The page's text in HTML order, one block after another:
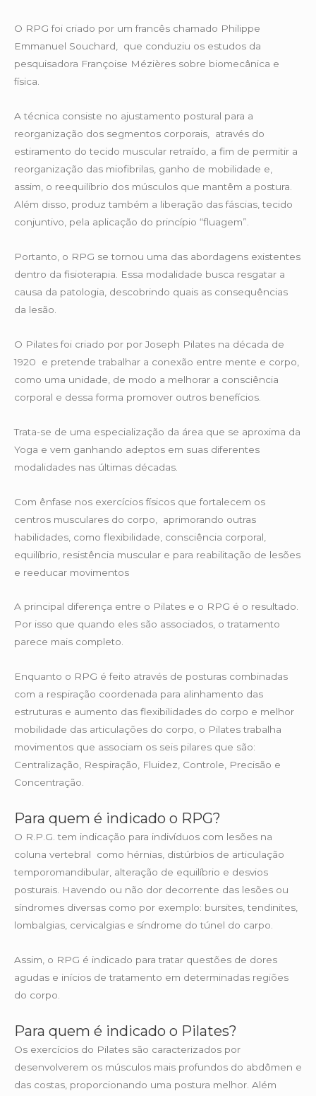
O RPG foi criado por um francês chamado Philippe
Emmanuel Souchard, que conduziu os estudos da
pesquisadora Françoise Mézières sobre biomecânica e
física.
A técnica consiste no ajustamento postural para a
reorganização dos segmentos corporais, através do
estiramento do tecido muscular retraído, a fim de permitir a
reorganização das miofibrilas, ganho de mobilidade e,
assim, o reequilíbrio dos músculos que mantêm a postura.
Além disso, produz também a liberação das fáscias, tecido
conjuntivo, pela aplicação do princípio “fluagem”.
Portanto, o RPG se tornou uma das abordagens existentes
dentro da fisioterapia. Essa modalidade busca resgatar a
causa da patologia, descobrindo quais as consequências
da lesão.
O Pilates foi criado por por Joseph Pilates na década de
1920 e pretende trabalhar a conexão entre mente e corpo,
como uma unidade, de modo a melhorar a consciência
corporal e dessa forma promover outros benefícios.
Trata-se de uma especialização da área que se aproxima da
Yoga e vem ganhando adeptos em suas diferentes
modalidades nas últimas décadas.
Com ênfase nos exercícios físicos que fortalecem os
centros musculares do corpo, aprimorando outras
habilidades, como flexibilidade, consciência corporal,
equilíbrio, resistência muscular e para reabilitação de lesões
e reeducar movimentos
A principal diferença entre o Pilates e o RPG é o resultado.
Por isso que quando eles são associados, o tratamento
parece mais completo.
Enquanto o RPG é feito através de posturas combinadas
com a respiração coordenada para alinhamento das
estruturas e aumento das flexibilidades do corpo e melhor
mobilidade das articulações do corpo, o Pilates trabalha
movimentos que associam os seis pilares que são:
Centralização, Respiração, Fluidez, Controle, Precisão e
Concentração.
Para quem é indicado o RPG?
O R.P.G. tem indicação para indivíduos com lesões na
coluna vertebral como hérnias, distúrbios de articulação
temporomandibular, alteração de equilíbrio e desvios
posturais. Havendo ou não dor decorrente das lesões ou
síndromes diversas como por exemplo: bursites, tendinites,
lombalgias, cervicalgias e síndrome do túnel do carpo.
Assim, o RPG é indicado para tratar questões de dores
agudas e inícios de tratamento em determinadas regiões
do corpo.
Para quem é indicado o Pilates?
Os exercícios do Pilates são caracterizados por
desenvolverem os músculos mais profundos do abdômen e
das costas, proporcionando uma postura melhor. Além